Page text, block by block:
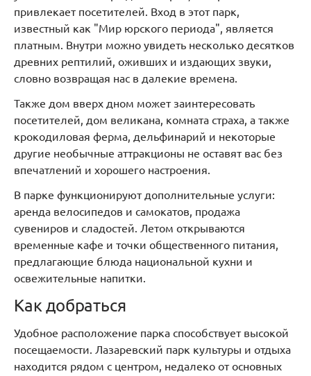
привлекает посетителей. Вход в этот парк,
известный как "Мир юрского периода", является
платным. Внутри можно увидеть несколько десятков
древних рептилий, оживших и издающих звуки,
словно возвращая нас в далекие времена.
Также дом вверх дном может заинтересовать
посетителей, дом великана, комната страха, а также
крокодиловая ферма, дельфинарий и некоторые
другие необычные аттракционы не оставят вас без
впечатлений и хорошего настроения.
В парке функционируют дополнительные услуги:
аренда велосипедов и самокатов, продажа
сувениров и сладостей. Летом открываются
временные кафе и точки общественного питания,
предлагающие блюда национальной кухни и
освежительные напитки.
Как добраться
Удобное расположение парка способствует высокой
посещаемости. Лазаревский парк культуры и отдыха
находится рядом с центром, недалеко от основных